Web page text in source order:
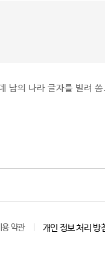
남의 나라 글자를 빌려
용 약관 개인 정보 처리 방